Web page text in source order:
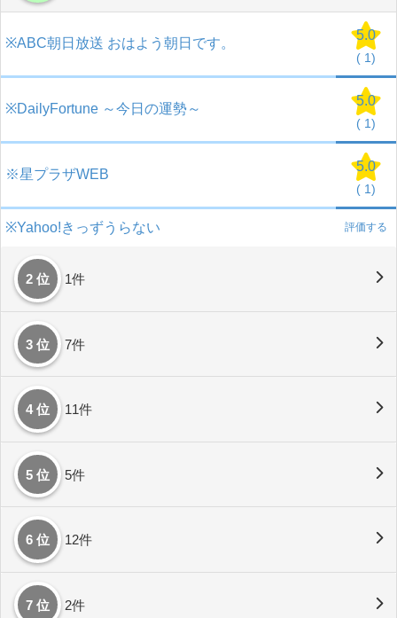
※ABC朝日放送 おはよう朝日です。
5.0
( 1)
※DailyFortune ～今日の運勢～
5.0
( 1)
※星プラザWEB
5.0
( 1)
※Yahoo!きっずうらない 評価する
2 位 1件
3 位 7件
4 位 11件
5 位 5件
6 位 12件
7 位 2件